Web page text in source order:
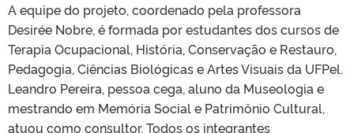
A equipe do projeto, coordenado pela professora
Desirée Nobre, é formada por estudantes dos cursos de
Terapia Ocupacional, História, Conservação e Restauro,
Pedagogia, Ciências Biológicas e Artes Visuais da UFPel.
Leandro Pereira, pessoa cega, aluno da Museologia e
mestrando em Memória Social e Patrimônio Cultural,
atuou como consultor. Todos os integrantes